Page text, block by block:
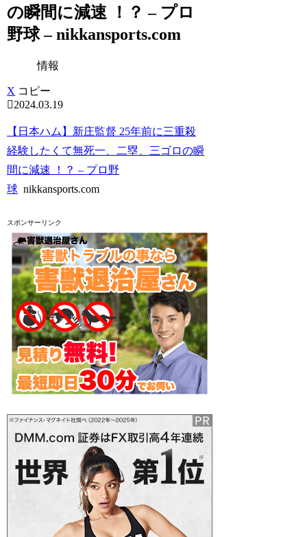
の瞬間に減速 ！？ – プロ
野球 – nikkansports.com
情報
X コピー
2024.03.19
【日本ハム】新庄監督 25年前に三重殺
経験したくて無死一、二塁、三ゴロの瞬
間に減速 ！？ – プロ野
球 nikkansports.com
スポンサーリンク